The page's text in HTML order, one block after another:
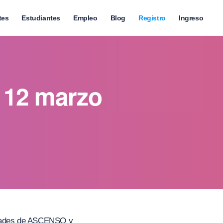
Estudiantes Empleo Blog Registro Ingreso
marzo
de ASCENSO y